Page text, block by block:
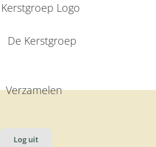
De Kerstgroep
Verzamelen
Log uit